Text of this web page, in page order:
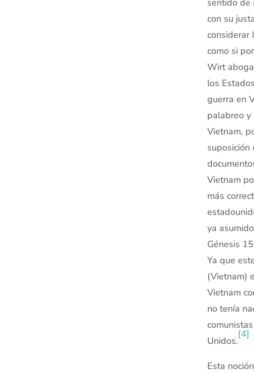
sentido de
con su
considerar
como si
Wirt
los
guerra en
palabreo y
Vietnam,
Vietnam
más
ya
Génesis
Ya que
(Vietnam)
Vietnam
no tenía
Unidos.
[4]
Esta